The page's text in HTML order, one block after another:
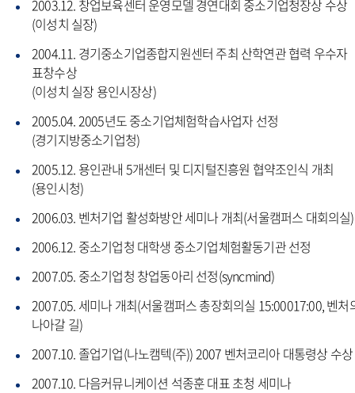
2003.12. 창업보육센터 운영모델 경연대회 중소기업청장상 수상
(이성치 실장)
2004.11. 경기중소기업종합지원센터 주최 산학연관 협력 우수자
표창수상
(이성치 실장 용인시장상)
2005.04. 2005년도 중소기업체험학습사업자 선정
(경기지방중소기업청)
2005.12. 용인관내 5개센터 및 디지털진흥원 협약조인식 개최
(용인시청)
2006.03. 벤처기업 활성화방안 세미나 개최(서울캠퍼스 대회의실)
2006.12. 중소기업청 대학생 중소기업체험활동기관 선정
2007.05. 중소기업청 창업동아리 선정(syncmind)
2007.05. 세미나 개최(서울캠퍼스 총장회의실 15:00017:00, 벤처
나아갈 길)
2007.10. 졸업기업(나노캠텍(주)) 2007 벤처코리아 대통령상 수상
2007.10. 다음커뮤니케이션 석종훈 대표 초청 세미나